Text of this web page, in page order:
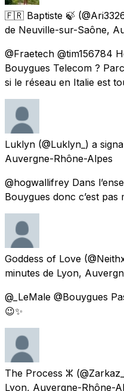
🇫🇷 Baptiste 🍃
de Neuville-sur-Saône,
@Fraetech @tim156784
Bouygues Telecom ?
si le réseau en Italie est
Luklyn (@Luklyn_) a
Auvergne-Rhône-Alpes
@hogwallifrey Dans
Bouygues donc c’est pas
Goddess of Love
minutes de Lyon,
@_LeMale @Bouygues
😉✨
The Process ⵣ
Lyon, Auvergne-Rhône-